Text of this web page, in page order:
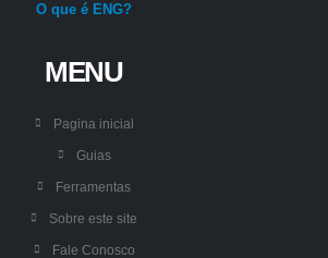
O que é ENG?
MENU
Pagina inicial
Guias
Ferramentas
Sobre este site
Fale Conosco